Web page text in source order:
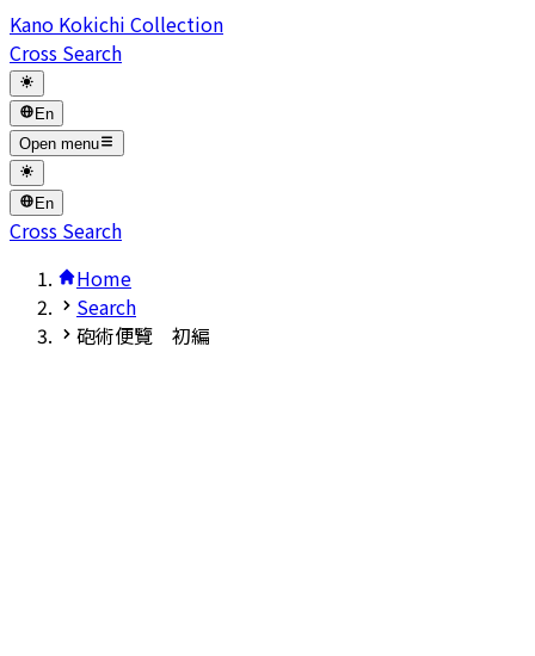
Kano Kokichi Collection
Cross Search
En
Open menu
En
Cross Search
Home
Search
砲術便覽 初編